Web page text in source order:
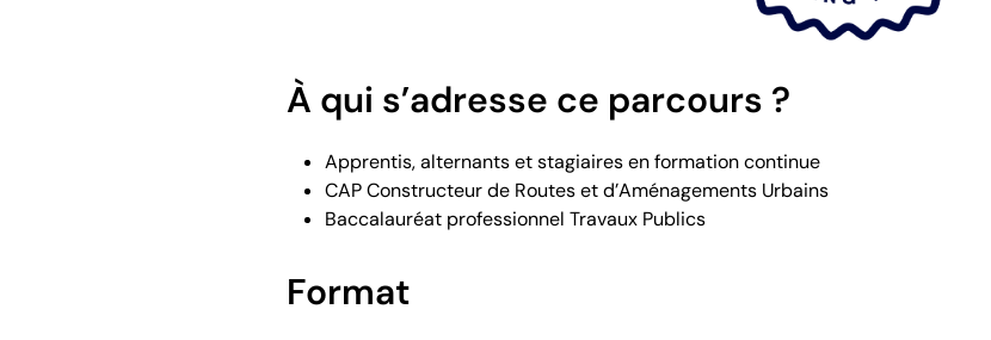
À qui s’adresse ce parcours ?
Apprentis, alternants et stagiaires en formation continue
CAP Constructeur de Routes et d’Aménagements Urbains
Baccalauréat professionnel Travaux Publics
Format